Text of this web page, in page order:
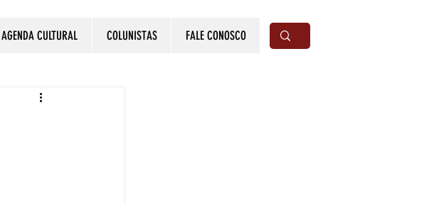
AGENDA CULTURAL COLUNISTAS FALE CONOSCO